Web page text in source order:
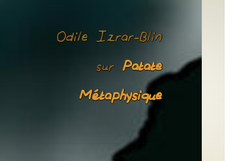
Odile Izrar-Blin
sur Patate
Métaphysique